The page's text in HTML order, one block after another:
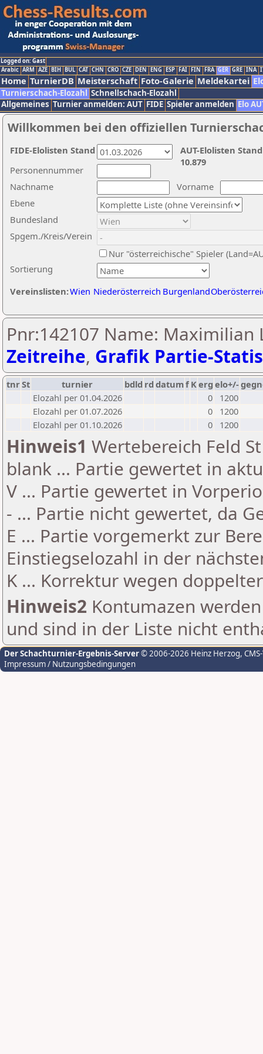
Logged on: Gast
Arabic ARM AZE BIH BUL CAT CHN CRO CZE DEN ENG ESP FAI FIN FRA GER GRE INA
Home TurnierDB Meisterschaft Foto-Galerie Meldekartei
Turnierschach-Elozahl Schnellschach-Elozahl
Allgemeines Turnier anmelden: AUT FIDE Spieler anmelden Elo
Willkommen bei den offiziellen
Nachname
Vorname
Ebene
Sortierung
Personennummer
Bundesland
Spgem./Kreis/Verein
Nur "österreichische" Spieler
Vereinslisten:Wien Niederösterreich Burgenland
AUT-Elolisten
10.879
FIDE-Elolisten Stand
Pnr:142107 Name: Maximilian
Zeitreihe, Grafik Partie-
tnrSt turnier bdld rd datumf Kerg elo+/-
Elozahl per 01.04.2026
0
1200
Elozahl per 01.07.2026
0
1200
Elozahl per 01.10.2026
0 1200
Hinweis1 Wertebereich Feld
blank ... Partie gewertet in
V ... Partie gewertet in
- ... Partie nicht gewertet, da
E ... Partie vorgemerkt zur
Einstiegselozahl in der
K ... Korrektur wegen
Hinweis2 Kontumazen
und sind in der Liste nicht
Der Schachturnier-Ergebnis-Server© 2006-2026 Heinz Herzog,
Impressum / Nutzungsbedingungen